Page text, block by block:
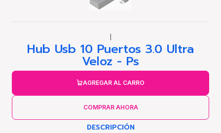
|
Hub Usb 10 Puertos 3.0 Ultra
Veloz - Ps
AGREGAR AL CARRO
COMPRAR AHORA
DESCRIPCIÓN